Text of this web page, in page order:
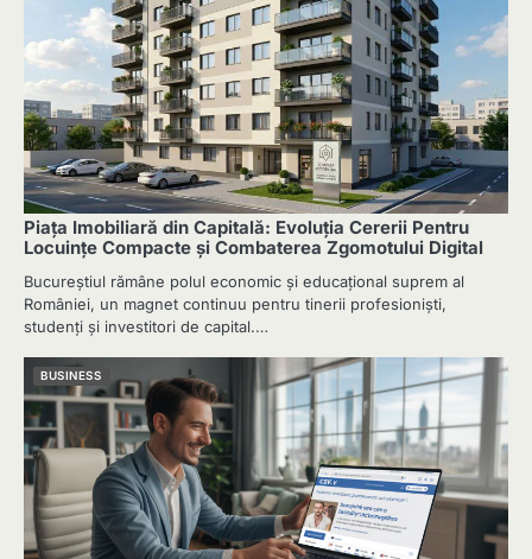
Piața Imobiliară din Capitală: Evoluția Cererii Pentru
Locuințe Compacte și Combaterea Zgomotului Digital
Bucureștiul rămâne polul economic și educațional suprem al
României, un magnet continuu pentru tinerii profesioniști,
studenți și investitori de capital.…
BUSINESS